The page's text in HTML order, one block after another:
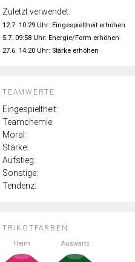
TRIKOTFARBEN:
Heim Auswärts
TEAMWERTE:
Eingespieltheit:
Teamchemie:
Moral:
Stärke:
Aufstieg:
Sonstige:
Tendenz:
Zuletzt verwendet:
12.7. 10:29 Uhr: Eingespieltheit erhöhen
5.7. 09:58 Uhr: Energie/Form erhöhen
27.6. 14:20 Uhr: Stärke erhöhen